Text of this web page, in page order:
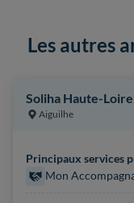
Les autres
Soliha Haute-Loire
Aiguilhe
Principaux services
Mon